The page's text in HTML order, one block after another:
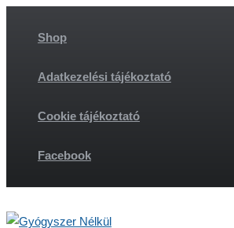
Shop
Adatkezelési tájékoztató
Cookie tájékoztató
Facebook